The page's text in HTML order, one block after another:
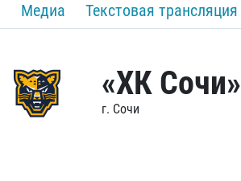
Медиа Текстовая трансляция
«ХК Сочи»
г. Сочи